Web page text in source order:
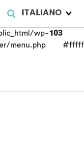
ITALIANO
wp-
menu.php
103